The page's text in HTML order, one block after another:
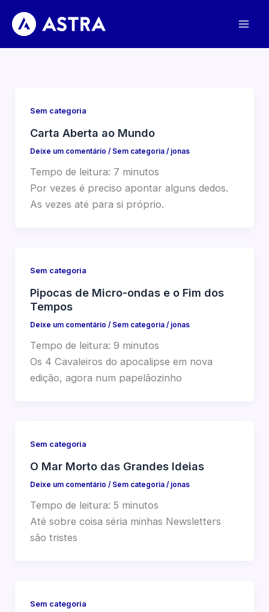
para
Sem categoria
Carta Aberta ao Mundo
Deixe um comentário / Sem categoria/ jonas
Tempo de leitura: 7 minutos
Por vezes é preciso apontar alguns dedos.
As vezes até para si próprio.
Sem categoria
Pipocas de Micro-ondas e o Fim dos
Tempos
Deixe um comentário / Sem categoria/ jonas
Tempo de leitura: 9 minutos
Os 4 Cavaleiros do apocalipse em nova
edição, agora num papelãozinho
Sem categoria
O Mar Morto das Grandes Ideias
Deixe um comentário / Sem categoria/ jonas
Tempo de leitura: 5 minutos
Até sobre coisa séria minhas Newsletters
são tristes
Sem categoria